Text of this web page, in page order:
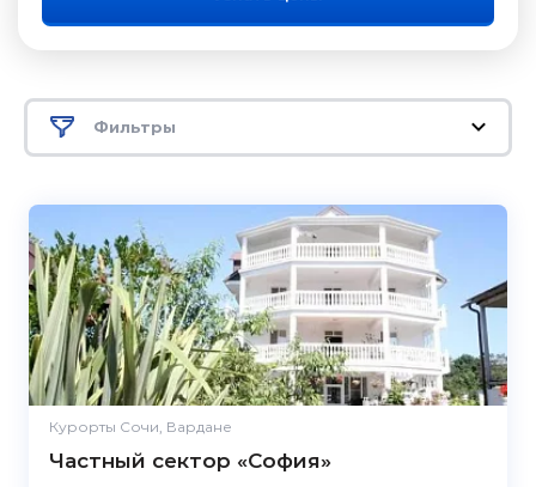
Фильтры
Курорты Сочи, Вардане
Частный сектор «София»